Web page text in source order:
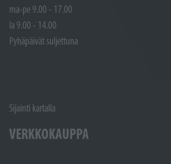
ma-pe 9.00 - 17.00
la 9.00 - 14.00
Pyhäpäivät suljettuna
Sijainti kartalla
VERKKOKAUPPA